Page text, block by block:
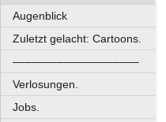
Augenblick
Zuletzt gelacht: Cartoons.
––––––––––––––––––––
Verlosungen.
Jobs.